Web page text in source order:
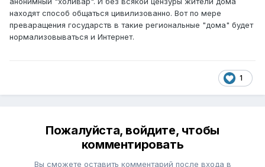
находят способ общаться цивилизованно. Вот по мере
преваращения государств в такие региональные "дома" будет
нормализовываться и Интернет.
1
Пожалуйста, войдите, чтобы
комментировать
Вы сможете оставить комментарий после входа в